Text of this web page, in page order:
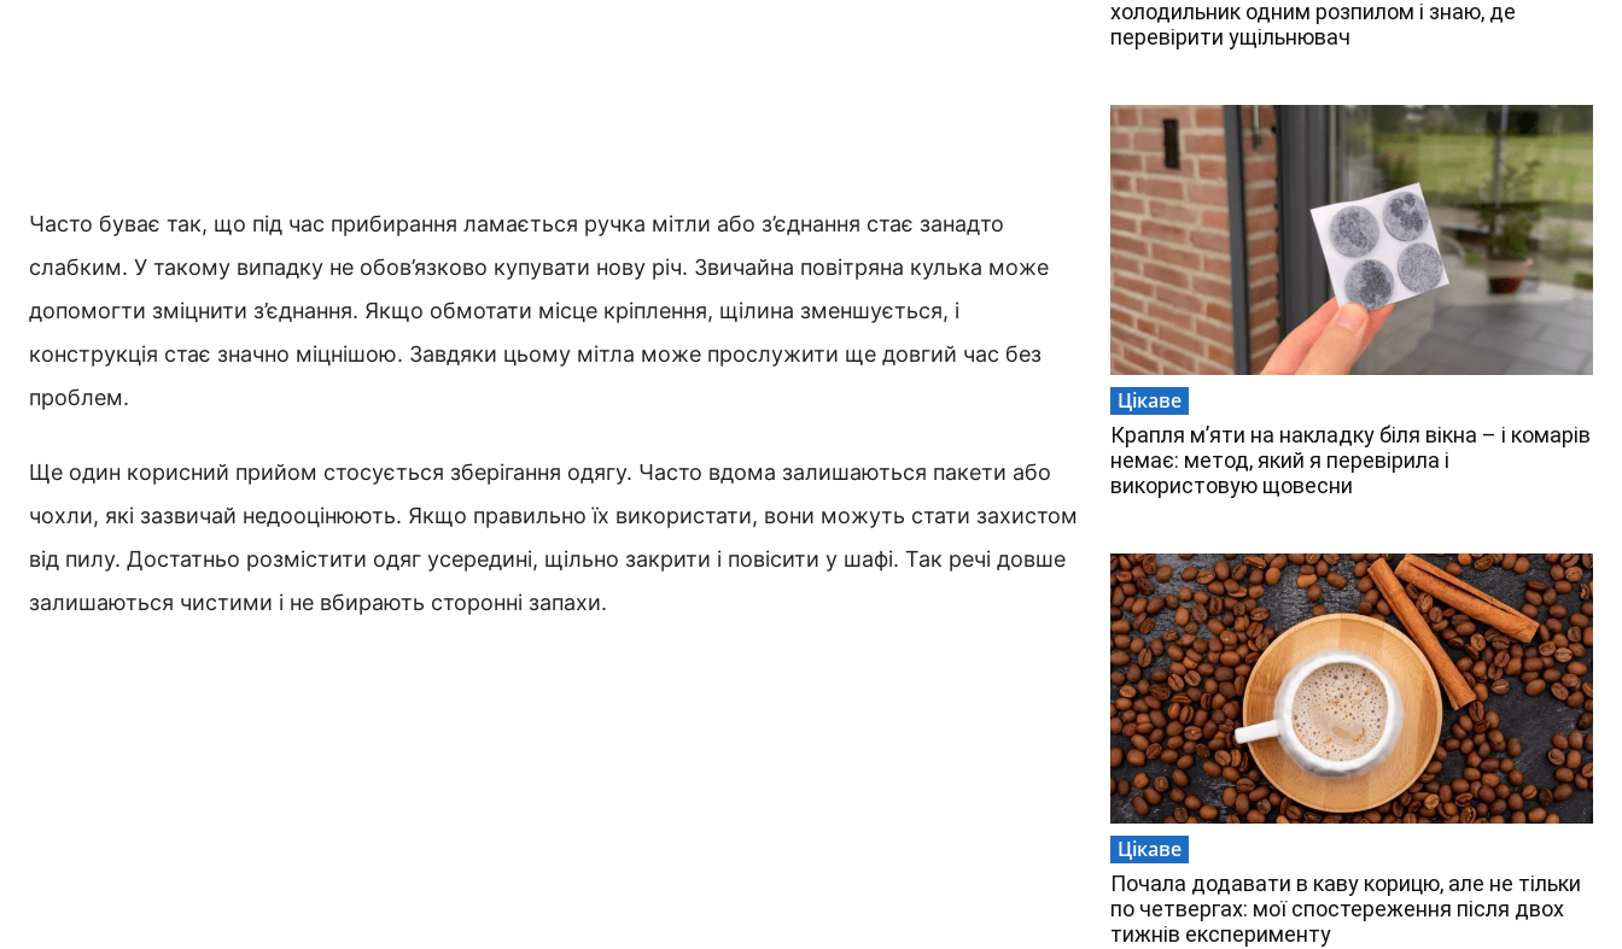
Часто буває так, що під час прибирання ламається ручка мітли або з’єднання стає занадто
слабким. У такому випадку не обов’язково купувати нову річ. Звичайна повітряна кулька може
допомогти зміцнити з’єднання. Якщо обмотати місце кріплення, щілина зменшується, і
конструкція стає значно міцнішою. Завдяки цьому мітла може прослужити ще довгий час без
проблем.
Ще один корисний прийом стосується зберігання одягу. Часто вдома залишаються пакети або
чохли, які зазвичай недооцінюють. Якщо правильно їх використати, вони можуть стати захистом
від пилу. Достатньо розмістити одяг усередині, щільно закрити і повісити у шафі. Так речі довше
залишаються чистими і не вбирають сторонні запахи.
холодильник одним розпилом і знаю, де
перевірити ущільнювач
Цікаве
Крапля м’яти на накладку біля вікна – і комарів
немає: метод, який я перевірила і
використовую щовесни
Цікаве
Почала додавати в каву корицю, але не тільки
по четвергах: мої спостереження після двох
тижнів експерименту